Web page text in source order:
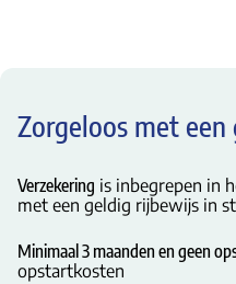
Zorgeloos met
Verzekering is inbegrepen in
met een geldig rijbewijs in
Minimaal 3 maanden en geen
opstartkosten